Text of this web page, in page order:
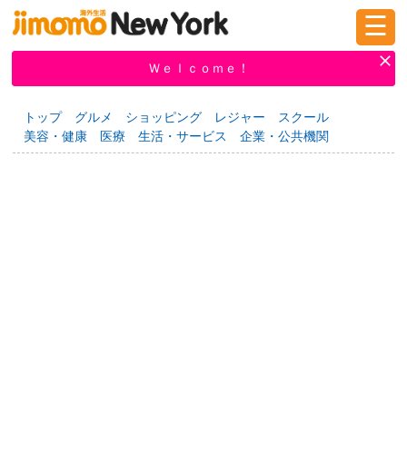
新規登録
掲示板 タウン情報 教えて！
☰
Ｗｅｌｃｏｍｅ！
トップ グルメ ショッピング レジャー
スクール
美容・健康
医療 生活・サービス 企業・公共機関